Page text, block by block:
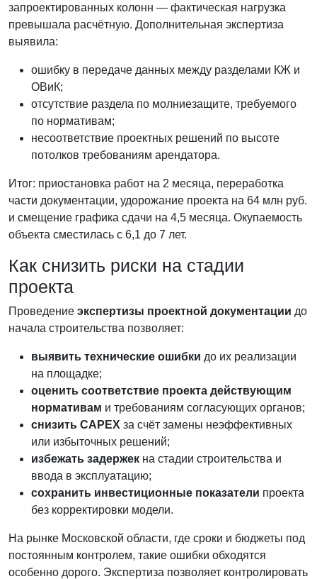
запроектированных колонн — фактическая нагрузка
превышала расчётную. Дополнительная экспертиза
выявила:
ошибку в передаче данных между разделами КЖ и
ОВиК;
отсутствие раздела по молниезащите, требуемого
по нормативам;
несоответствие проектных решений по высоте
потолков требованиям арендатора.
Итог: приостановка работ на 2 месяца, переработка
части документации, удорожание проекта на 64 млн руб.
и смещение графика сдачи на 4,5 месяца. Окупаемость
объекта сместилась с 6,1 до 7 лет.
Как снизить риски на стадии
проекта
Проведение экспертизы проектной документации до
начала строительства позволяет:
выявить технические ошибки до их реализации
на площадке;
оценить соответствие проекта действующим
нормативам и требованиям согласующих органов;
снизить CAPEX за счёт замены неэффективных
или избыточных решений;
избежать задержек на стадии строительства и
ввода в эксплуатацию;
сохранить инвестиционные показатели проекта
без корректировки модели.
На рынке Московской области, где сроки и бюджеты под
постоянным контролем, такие ошибки обходятся
особенно дорого. Экспертиза позволяет контролировать